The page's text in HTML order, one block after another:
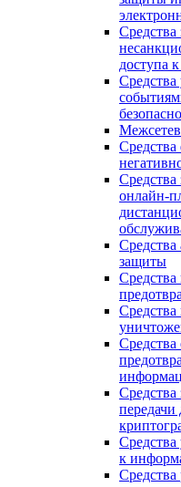
доступа
Средства
Средства
Средства
онлайн-
Средства
защиты
Средства
Средства
к
Средства